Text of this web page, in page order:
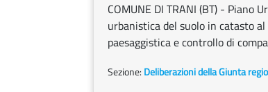
COMUNE DI TRANI (BT) - Piano
urbanistica del suolo in catasto
paesaggistica e controllo di
Sezione: Deliberazioni della Giunta